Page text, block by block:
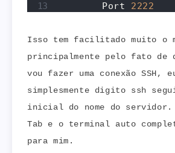
       Port
2222
Isso tem facilitado muito o
principalmente pelo fato de
vou fazer uma conexão SSH,
simplesmente digito ssh
inicial do nome do
Tab e o terminal auto
para mim.